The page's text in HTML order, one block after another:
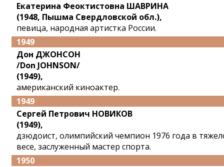
Екатерина Феоктистовна ШАВРИНА
(1948, Пышма Свердловской обл.),
певица, народная артистка России.
1949
Дон ДЖОНСОН
/Don JOHNSON/
(1949),
американский киноактер.
1949
Сергей Петрович НОВИКОВ
(1949),
дзюдоист, олимпийский чемпион 1976 года в
весе, заслуженный мастер спорта.
1950